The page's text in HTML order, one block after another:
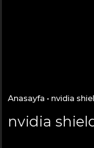
Anasayfa • nvidia
nvidia